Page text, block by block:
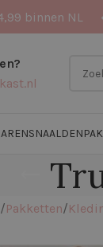
binnen NL
NAALDEN
Pakketten